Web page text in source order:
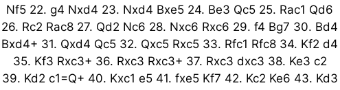
Nf5 22. g4 Nxd4 23. Nxd4 Bxe5 24. Be3 Qc5 25. Rac1 Qd6
26. Rc2 Rac8 27. Qd2 Nc6 28. Nxc6 Rxc6 29. f4 Bg7 30. Bd4
Bxd4+ 31. Qxd4 Qc5 32. Qxc5 Rxc5 33. Rfc1 Rfc8 34. Kf2 d4
35. Kf3 Rxc3+ 36. Rxc3 Rxc3+ 37. Rxc3 dxc3 38. Ke3 c2
39. Kd2 c1=Q+ 40. Kxc1 e5 41. fxe5 Kf7 42. Kc2 Ke6 43. Kd3